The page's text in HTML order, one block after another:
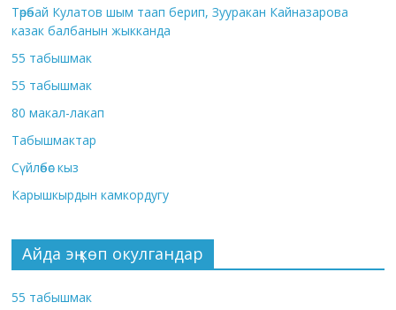
Төрөбай Кулатов шым таап берип, Зууракан Кайназарова
казак балбанын жыкканда
55 табышмак
55 табышмак
80 макал-лакап
Табышмактар
Сүйлөбөс кыз
Карышкырдын камкордугу
Айда эң көп окулгандар
55 табышмак